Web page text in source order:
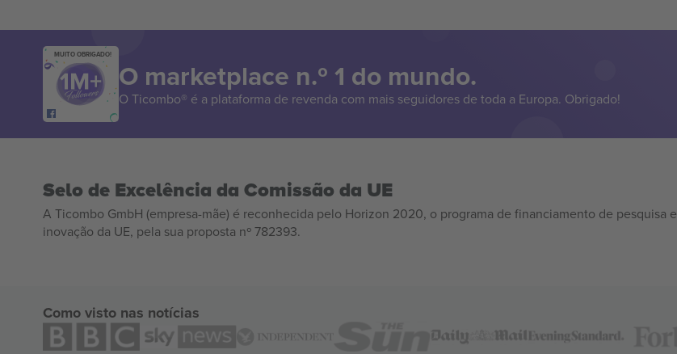
MUITO OBRIGADO!
O marketplace n.º 1 do mundo.
O Ticombo® é a plataforma de revenda com mais seguidores de toda a Europa. Obrigado!
Selo de Excelência da Comissão da UE
A Ticombo GmbH (empresa-mãe) é reconhecida pelo Horizon 2020, o programa de financiamento de pesquisa e
inovação da UE, pela sua proposta nº 782393.
Como visto nas notícias